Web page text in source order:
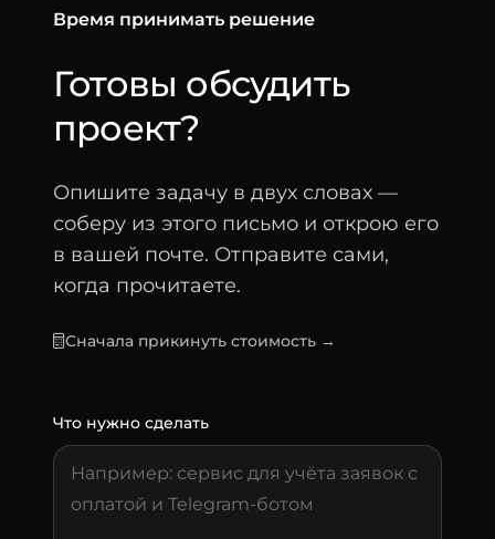
Время принимать решение
-Готовы обсудить
проект?
Опишите задачу в двух словах —
соберу из этого письмо и открою его
в вашей почте. Отправите сами,
когда прочитаете.
Сначала прикинуть стоимость →
Что нужно сделать